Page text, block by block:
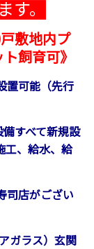
。
敷地内プ
ト飼育可》
置可能（先行
すべて新規設
工、給水、給
司店がござい
ガラス）玄関